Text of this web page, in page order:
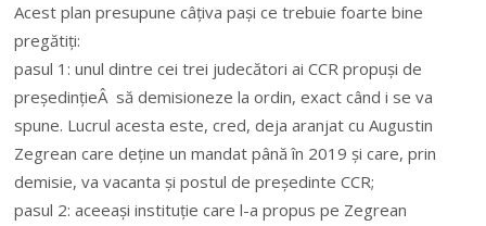
Acest plan presupune câțiva pași ce trebuie foarte bine
pregătiți:
pasul 1: unul dintre cei trei judecători ai CCR propuși de
președințieÂ să demisioneze la ordin, exact când i se va
spune. Lucrul acesta este, cred, deja aranjat cu Augustin
Zegrean care deține un mandat până în 2019 și care, prin
demisie, va vacanta și postul de președinte CCR;
pasul 2: aceeași instituție care l-a propus pe Zegrean